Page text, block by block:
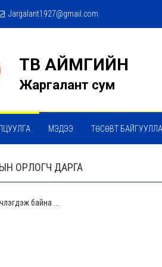
Jargalant1927@gmail.com
ТӨВ АЙМГИЙН
Жаргалант сум
МЭДЭЭ ТӨСӨВТ
ОРЛОГЧ ДАРГА
байна ...